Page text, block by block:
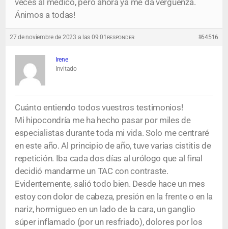
veces al médico, pero ahora ya me da verguenza.
Ánimos a todas!
27 de noviembre de 2023 a las 09:01 #64516
RESPONDER
Irene
Invitado
Cuánto entiendo todos vuestros testimonios!
Mi hipocondría me ha hecho pasar por miles de
especialistas durante toda mi vida. Solo me centraré
en este año. Al principio de año, tuve varias cistitis de
repetición. Iba cada dos días al urólogo que al final
decidió mandarme un TAC con contraste.
Evidentemente, salió todo bien. Desde hace un mes
estoy con dolor de cabeza, presión en la frente o en la
nariz, hormigueo en un lado de la cara, un ganglio
súper inflamado (por un resfriado), dolores por los